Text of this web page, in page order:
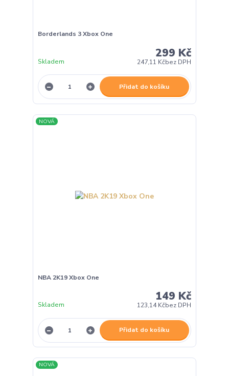
Borderlands 3 Xbox One
299 Kč
247,11 Kčbez DPH
Skladem
Přidat do košíku
NOVÁ
NBA 2K19 Xbox One
149 Kč
123,14 Kčbez DPH
Skladem
Přidat do košíku
NOVÁ